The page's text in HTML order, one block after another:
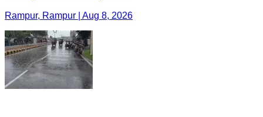
Rampur, Rampur | Aug 8, 2026